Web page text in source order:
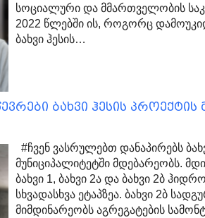
სოციალური და მმართველობის
2022 წლებში ის, როგორც
ბახვი ჰესის…
ბახვი ჰესის პროექტის
#ჩვენ ვასრულებთ დანაპირებს
მუნიციპალიტეტში მდებარეობს.
ბახვი 1, ბახვი 2ა და ბახვი 2ბ
სხვადასხვა ეტაპზეა. ბახვი 2ბ
მიმდინარეობს აგრეგატების